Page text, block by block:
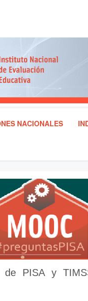
NACIONALES
de PISA y